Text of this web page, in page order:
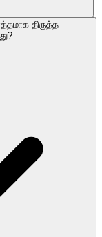
திருத்த